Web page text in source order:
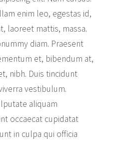
enim leo, egestas id,
laoreet mattis, massa.
diam. Praesent
et, bibendum at,
nibh. Duis tincidunt
vestibulum.
aliquam
occaecat cupidatat
in culpa qui officia